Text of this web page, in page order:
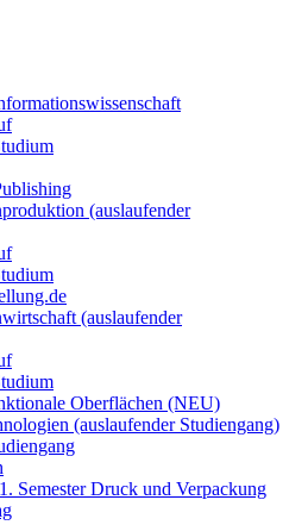
(auslaufender
(auslaufender
Oberflächen (NEU)
(auslaufender Studiengang)
Semester Druck und Verpackung